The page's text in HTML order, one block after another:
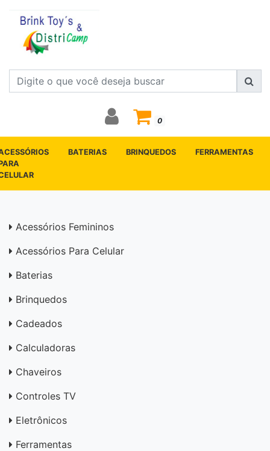
0
BATERIAS BRINQUEDOS FERRAMENTAS
Acessórios Femininos
Acessórios Para Celular
Baterias
Brinquedos
Cadeados
Calculadoras
Chaveiros
Controles TV
Eletrônicos
Ferramentas